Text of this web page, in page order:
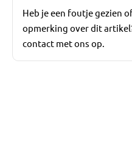
Heb je een foutje gezien
opmerking over dit
contact met ons op.